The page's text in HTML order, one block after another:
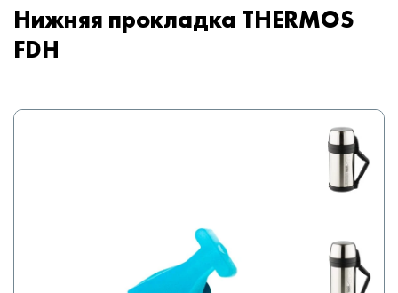
Нижняя прокладка THERMOS
FDH